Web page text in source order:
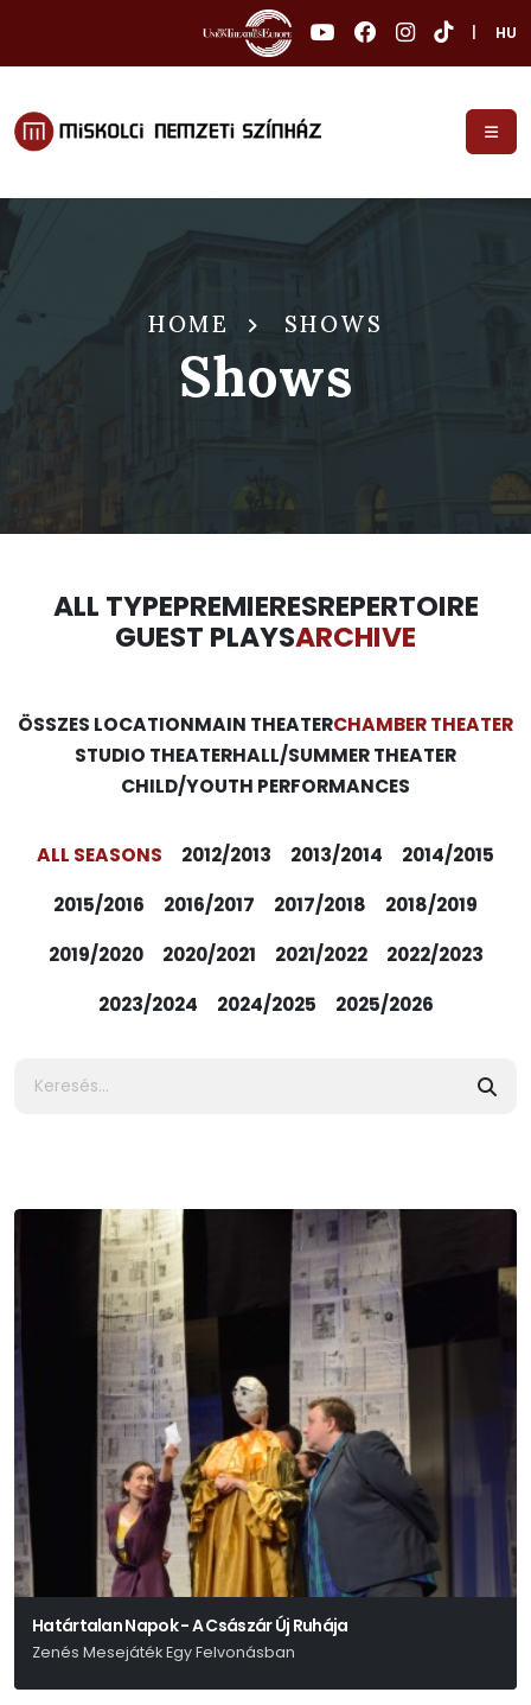
HU
HOME SHOWS
Shows
ALL TYPEPREMIERESREPERTOIRE
GUEST PLAYSARCHIVE
ÖSSZES LOCATIONMAIN THEATERCHAMBER THEATER
STUDIO THEATERHALL/SUMMER THEATER
CHILD/YOUTH PERFORMANCES
ALL SEASONS 2012/2013 2013/2014
2014/2015
2015/2016
2016/2017 2017/2018
2018/2019
2019/2020
2020/2021 2021/2022
2022/2023
2023/2024
2024/2025 2025/2026
Határtalan Napok - A Császár Új Ruhája
Zenés Mesejáték Egy Felvonásban